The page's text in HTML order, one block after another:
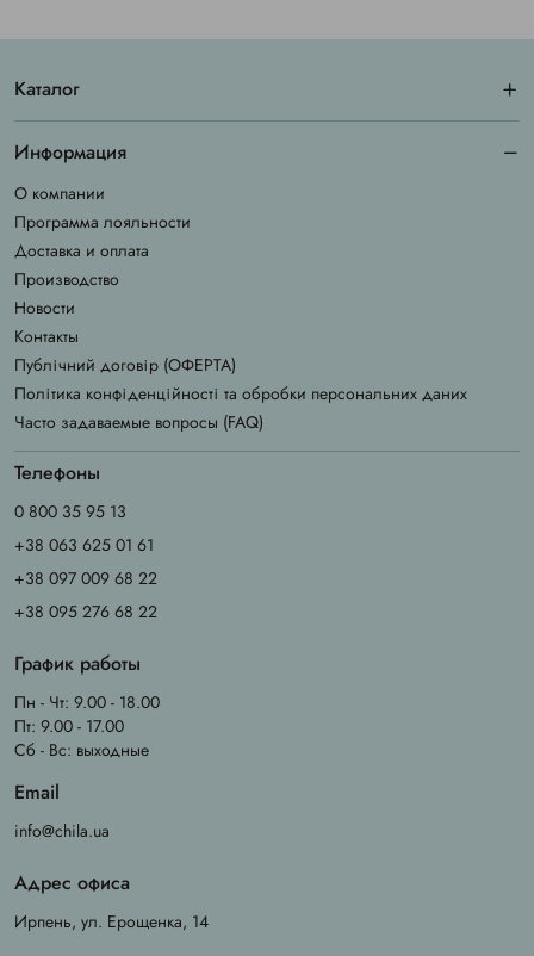
Каталог
Информация
О компании
Программа лояльности
Доставка и оплата
Производство
Новости
Контакты
Публічний договір (ОФЕРТА)
Політика конфіденційності та обробки персональних даних
Часто задаваемые вопросы (FAQ)
Телефоны
0 800 35 95 13
+38 063 625 01 61
+38 097 009 68 22
+38 095 276 68 22
График работы
Пн - Чт: 9.00 - 18.00
Пт: 9.00 - 17.00
Сб - Вс: выходные
Email
info@chila.ua
Адрес офиса
Ирпень, ул. Ерощенка, 14